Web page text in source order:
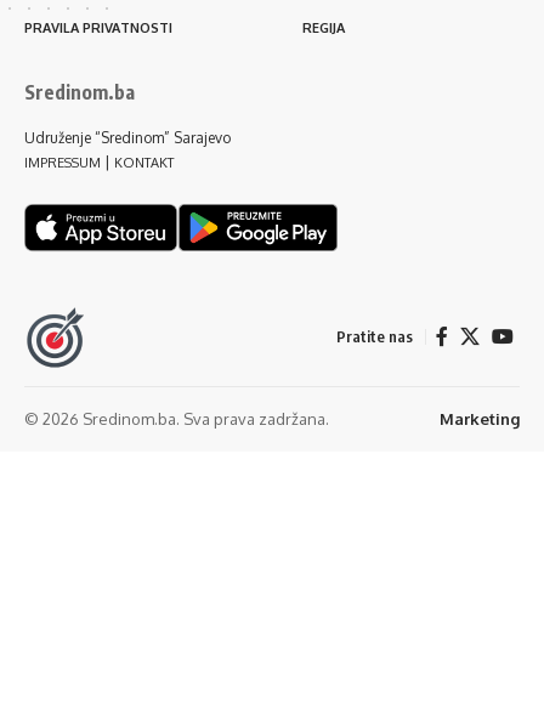
PRAVILA PRIVATNOSTI REGIJA
Sredinom.ba
Udruženje “Sredinom” Sarajevo
IMPRESSUM KONTAKT
Pratite nas
© 2026 Sredinom.ba. Sva prava zadržana. Marketing